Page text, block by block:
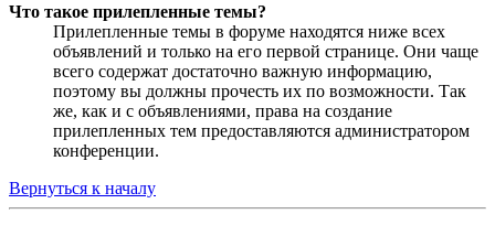
Что такое прилепленные темы?
Прилепленные темы в форуме находятся ниже всех
объявлений и только на его первой странице. Они чаще
всего содержат достаточно важную информацию,
поэтому вы должны прочесть их по возможности. Так
же, как и с объявлениями, права на создание
прилепленных тем предоставляются администратором
конференции.
Вернуться к началу